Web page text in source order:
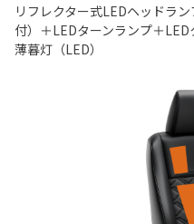
リフレクター式LEDヘッドラ
付）＋LEDターンランプ＋LED
薄暮灯（LED）